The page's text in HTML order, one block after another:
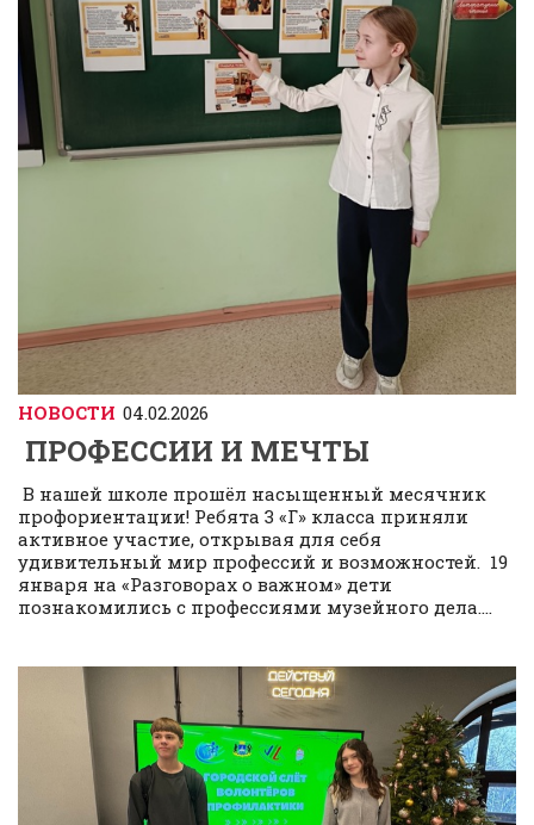
НОВОСТИ 04.02.2026
ПРОФЕССИИ И МЕЧТЫ
В нашей школе прошëл насыщенный месячник
профориентации! Ребята 3 «Г» класса приняли
активное участие, открывая для себя
удивительный мир профессий и возможностей. 19
января на «Разговорах о важном» дети
познакомились с профессиями музейного дела....